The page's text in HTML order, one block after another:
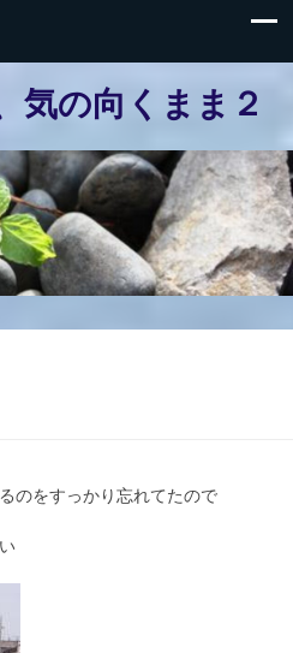
気の向くまま２
のをすっかり忘れてたので